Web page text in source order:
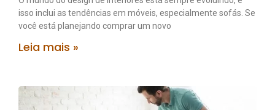
isso inclui as tendências em móveis, especialmente sofás. Se
você está planejando comprar um novo
Leia mais »